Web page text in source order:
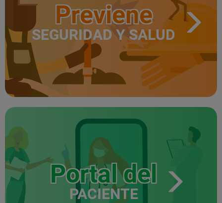
Previene
SEGURIDAD Y SALUD
Portal del
PACIENTE